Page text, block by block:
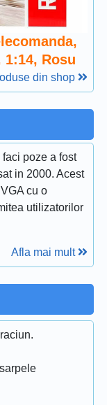
1:14, Rosu
din shop
poze a fost
in 2000. Acest
cu o
utilizatorilor
Afla mai mult